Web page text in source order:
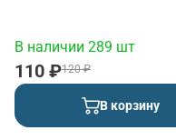
В наличии 289 шт
120 ₽
110 ₽
В корзину